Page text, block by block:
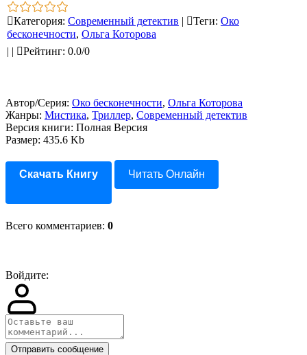
Категория: Современный детектив | Теги: Око
бесконечности, Ольга Которова
| | Рейтинг: 0.0/0
Автор/Серия: Око бесконечности, Ольга Которова
Жанры: Мистика, Триллер, Современный детектив
Версия книги: Полная Версия
Размер: 435.6 Kb
Скачать Книгу Читать Онлайн
Всего комментариев: 0
Войдите:
Отправить сообщение